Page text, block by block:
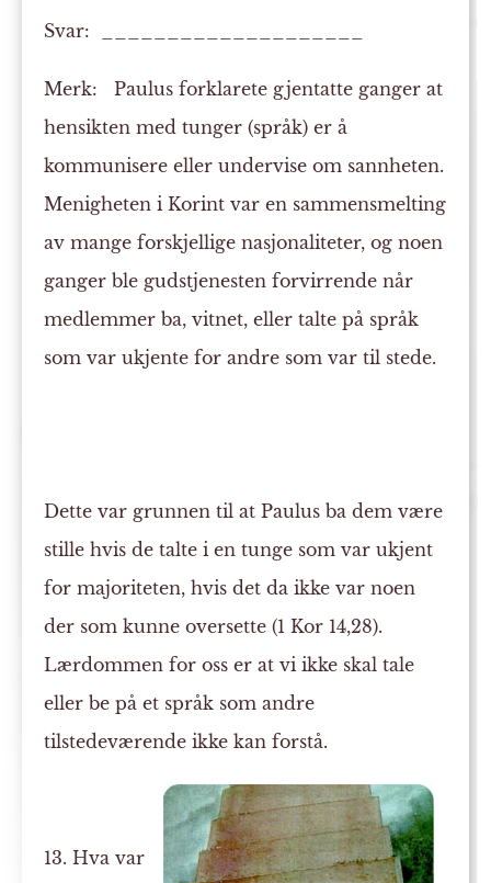
Svar: ____________________
Merk: Paulus forklarete gjentatte ganger at
hensikten med tunger (språk) er å
kommunisere eller undervise om sannheten.
Menigheten i Korint var en sammensmelting
av mange forskjellige nasjonaliteter, og noen
ganger ble gudstjenesten forvirrende når
medlemmer ba, vitnet, eller talte på språk
som var ukjente for andre som var til stede.
Dette var grunnen til at Paulus ba dem være
stille hvis de talte i en tunge som var ukjent
for majoriteten, hvis det da ikke var noen
der som kunne oversette (1 Kor 14,28).
Lærdommen for oss er at vi ikke skal tale
eller be på et språk som andre
tilstedeværende ikke kan forstå.
13. Hva var